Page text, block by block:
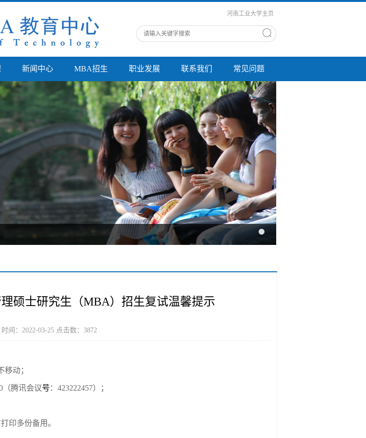
河南工业大学主页
新闻中心 MBA招生 职业发展 联系我们 常见问题
硕士研究生（MBA）招生复试温馨提示
间：2022-03-25 点击数： 3872
动；
（腾讯会议号 ： 423222457） ；
印多份备用。